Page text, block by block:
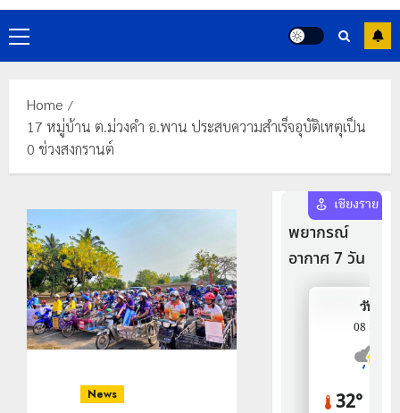
Primary
Menu
Home
17 หมู่บ้าน ต.ม่วงคำ อ.พาน ประสบความสำเร็จอุบัติเหตุเป็น
0 ช่วงสงกรานต์
News